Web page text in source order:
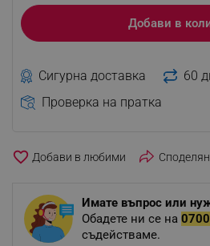
Добави в
Сигурна доставка
60
Проверка на пратка
favorite_border
Имате въпрос или
Обадете ни се на
съдействаме.